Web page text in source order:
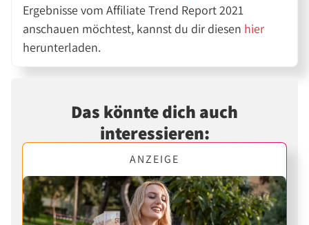
Ergebnisse vom Affiliate Trend Report 2021
anschauen möchtest, kannst du dir diesen hier
herunterladen.
Das könnte dich auch
interessieren:
ANZEIGE